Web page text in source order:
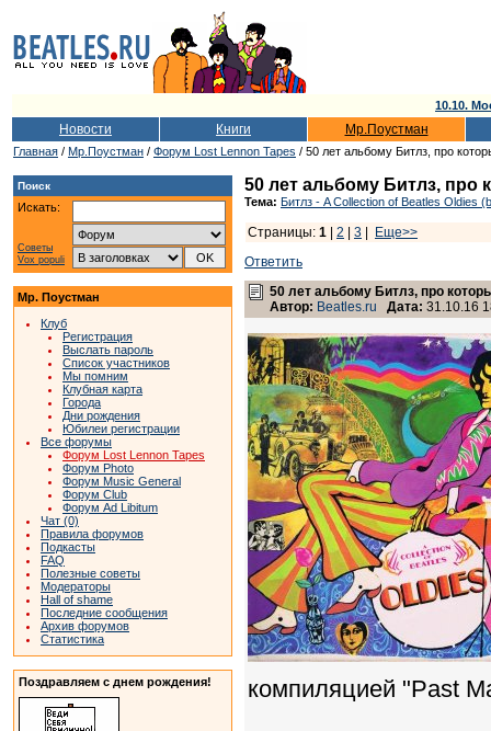
10.10.
Новости Книги Мр.Поустман
Главная / Мр.Поустман / Форум Lost Lennon Tapes / 50 лет альбому Битлз, про
Поиск
Искать:
Советы
Vox populi
Мр. Поустман
Клуб
Регистрация
Выслать пароль
Список участников
Мы помним
Клубная карта
Города
Дни рождения
Юбилеи регистрации
Все форумы
Форум Lost Lennon Tapes
Форум Photo
Форум Music General
Форум Club
Форум Ad Libitum
Чат (0)
Правила форумов
Подкасты
FAQ
Полезные советы
Модераторы
Hall of shame
Последние сообщения
Архив форумов
Статистика
Поздравляем с днем рождения!
50 лет альбому Битлз, про
Тема: Битлз - A Collection of Beatles Oldies
Страницы: 1 2 3
Еще>>
Ответить
50 лет альбому Битлз, про
Автор: Beatles.ru Дата: 31.10.16
компиляцией "Past